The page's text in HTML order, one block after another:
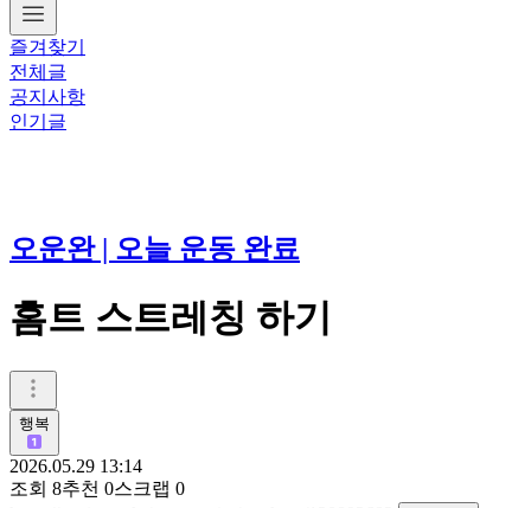
즐겨찾기
전체글
공지사항
인기글
오운완 | 오늘 운동 완료
홈트 스트레칭 하기
행복
2026.05.29 13:14
조회 8추천 0스크랩 0